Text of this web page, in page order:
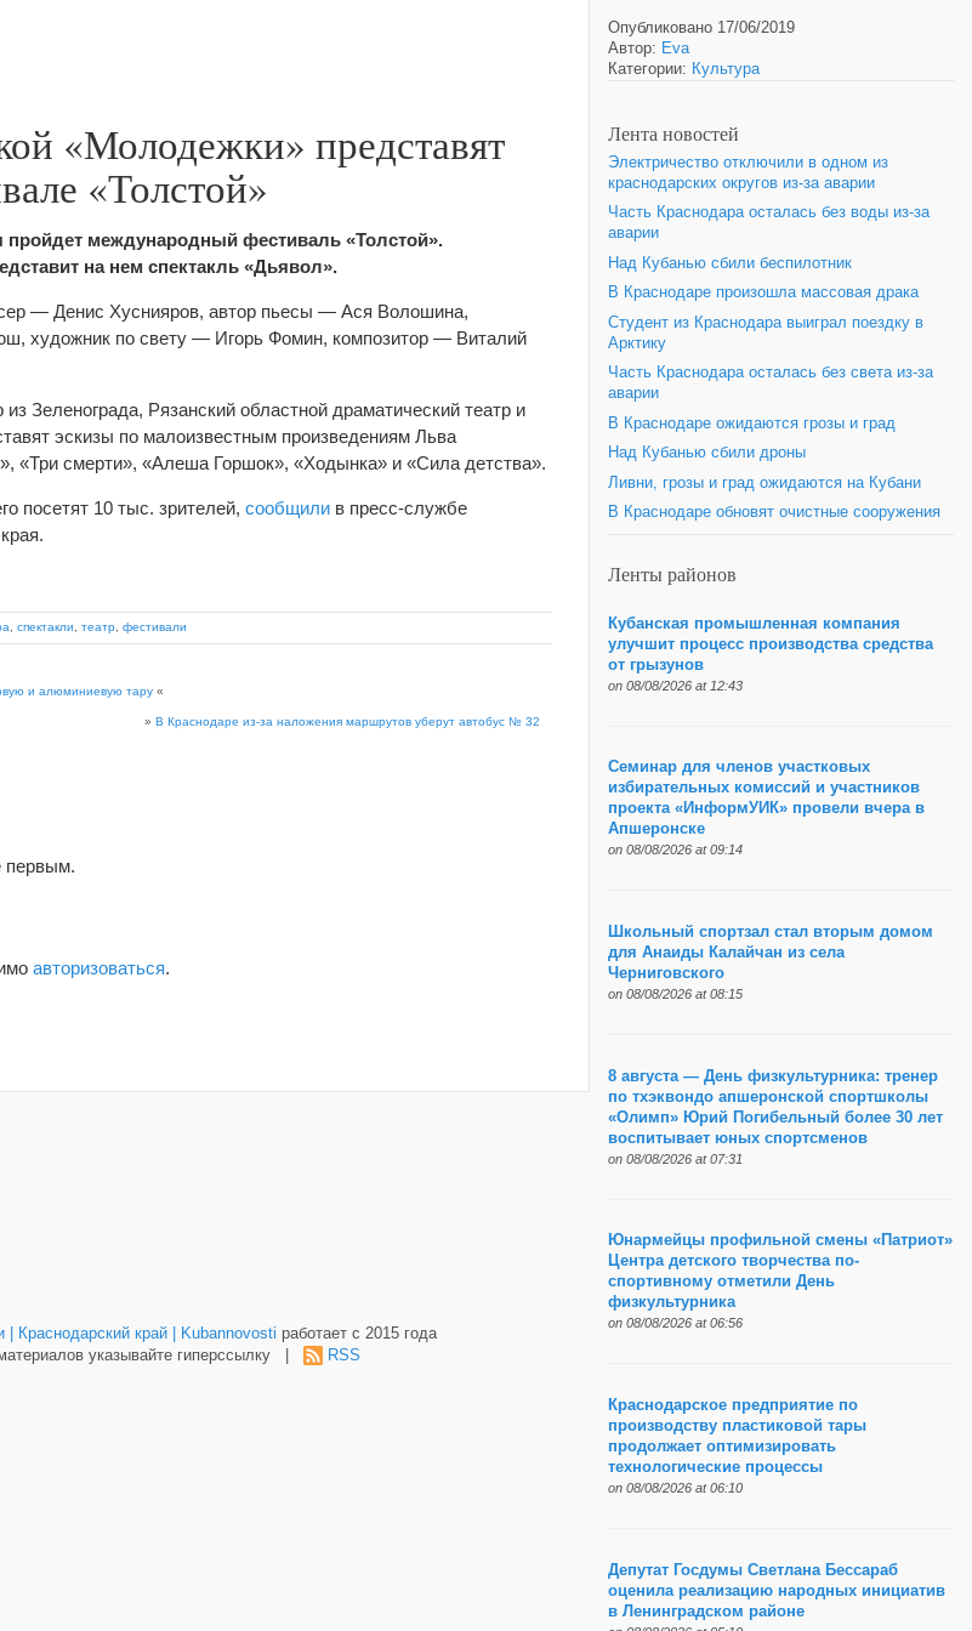
«Молодежки» представят
«Толстой»
международный фестиваль «Толстой».
на нем спектакль «Дьявол».
— Денис Хуснияров, автор пьесы — Ася Волошина,
художник по свету — Игорь Фомин, композитор — Виталий
Зеленограда, Рязанский областной драматический театр и
эскизы по малоизвестным произведениям Льва
«Три смерти», «Алеша Горшок», «Ходынка» и «Сила детства».
посетят 10 тыс. зрителей, сообщили в пресс-службе
спектакли театр фестивали
и алюминиевую тару «
» В Краснодаре из-за наложения маршрутов уберут автобус № 32
первым.
авторизоваться.
Опубликовано 17/06/2019
Автор: Eva
Категории: Культура
Лента новостей
Электричество отключили в одном из
краснодарских округов из-за аварии
Часть Краснодара осталась без воды из-за
аварии
Над Кубанью сбили беспилотник
В Краснодаре произошла массовая драка
Студент из Краснодара выиграл поездку в
Арктику
Часть Краснодара осталась без света из-за
аварии
В Краснодаре ожидаются грозы и град
Над Кубанью сбили дроны
Ливни, грозы и град ожидаются на Кубани
В Краснодаре обновят очистные сооружения
Ленты районов
Кубанская промышленная компания
улучшит процесс производства средства
от грызунов
on 08/08/2026 at 12:43
Семинар для членов участковых
избирательных комиссий и участников
проекта «ИнформУИК» провели вчера в
Апшеронске
on 08/08/2026 at 09:14
Школьный спортзал стал вторым домом
для Анаиды Калайчан из села
Черниговского
on 08/08/2026 at 08:15
8 августа — День физкультурника: тренер
по тхэквондо апшеронской спортшколы
«Олимп» Юрий Погибельный более 30 лет
воспитывает юных спортсменов
on 08/08/2026 at 07:31
Юнармейцы профильной смены «Патриот»
Центра детского творчества по-
спортивному отметили День
физкультурника
on 08/08/2026 at 06:56
Краснодарское предприятие по
производству пластиковой тары
продолжает оптимизировать
технологические процессы
on 08/08/2026 at 06:10
Депутат Госдумы Светлана Бессараб
оценила реализацию народных инициатив
в Ленинградском районе
| Краснодарский край | Kubannovosti работает с 2015 года
указывайте гиперссылку | RSS